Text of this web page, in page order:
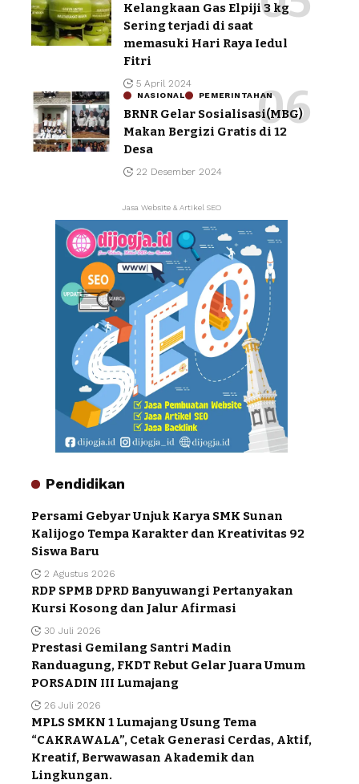
Kelangkaan Gas Elpiji 3 kg
Sering terjadi di saat
memasuki Hari Raya Iedul
Fitri
5 April 2024
NASIONAL PEMERINTAHAN
BRNR Gelar Sosialisasi(MBG)
Makan Bergizi Gratis di 12
Desa
22 Desember 2024
Jasa Website & Artikel SEO
Pendidikan
Persami Gebyar Unjuk Karya SMK Sunan
Kalijogo Tempa Karakter dan Kreativitas 92
Siswa Baru
2 Agustus 2026
RDP SPMB DPRD Banyuwangi Pertanyakan
Kursi Kosong dan Jalur Afirmasi
30 Juli 2026
Prestasi Gemilang Santri Madin
Randuagung, FKDT Rebut Gelar Juara Umum
PORSADIN III Lumajang
26 Juli 2026
MPLS SMKN 1 Lumajang Usung Tema
“CAKRAWALA”, Cetak Generasi Cerdas, Aktif,
Kreatif, Berwawasan Akademik dan
Lingkungan.